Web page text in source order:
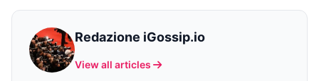
Redazione iGossip.io
View all articles